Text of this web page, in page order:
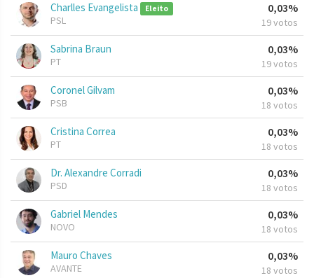
Charlles Evangelista Eleito
PSL
0,03%
19 votos
Sabrina Braun
PT
0,03%
19 votos
Coronel Gilvam
PSB
0,03%
18 votos
Cristina Correa
PT
0,03%
18 votos
Dr. Alexandre Corradi
PSD
0,03%
18 votos
Gabriel Mendes
NOVO
0,03%
18 votos
Mauro Chaves
AVANTE
0,03%
18 votos